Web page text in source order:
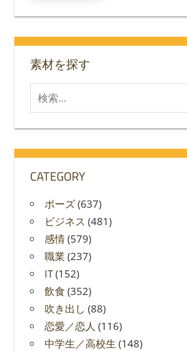
ー
ジ
送
り
素材を探す
索
対
CATEGORY
ポーズ(637)
ビジネス (481)
感情(579)
職業 (237)
IT(152)
飲食 (352)
吹き出し (88)
恋愛／恋人 (116)
中学生／高校生 (148)